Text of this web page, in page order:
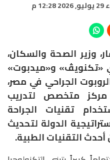
م
وزير الصحة والسكان،
«تكنويڤ» و«ميدبوت»
الجراحي في مصر،
مركز متخصص لتدريب
تقنيات الجراحة
الدولة لتحديث
التقنيات الطبية.